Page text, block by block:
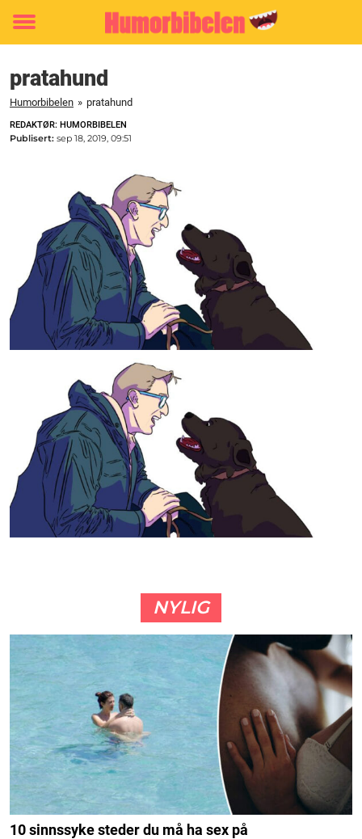
Toggle
pratahund
Humorbibelen » pratahund
REDAKTØR: HUMORBIBELEN
Publisert: sep 18, 2019, 09:51
NYLIG
10 sinnssyke steder du må ha sex på